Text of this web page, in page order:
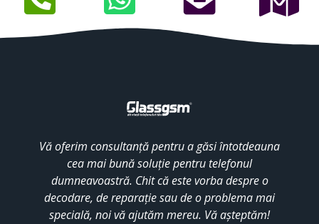
Vă oferim consultanță pentru a găsi întotdeauna
cea mai bună soluție pentru telefonul
dumneavoastră. Chit că este vorba despre o
decodare, de reparație sau de o problema mai
specială, noi vă ajutăm mereu. Vă așteptăm!